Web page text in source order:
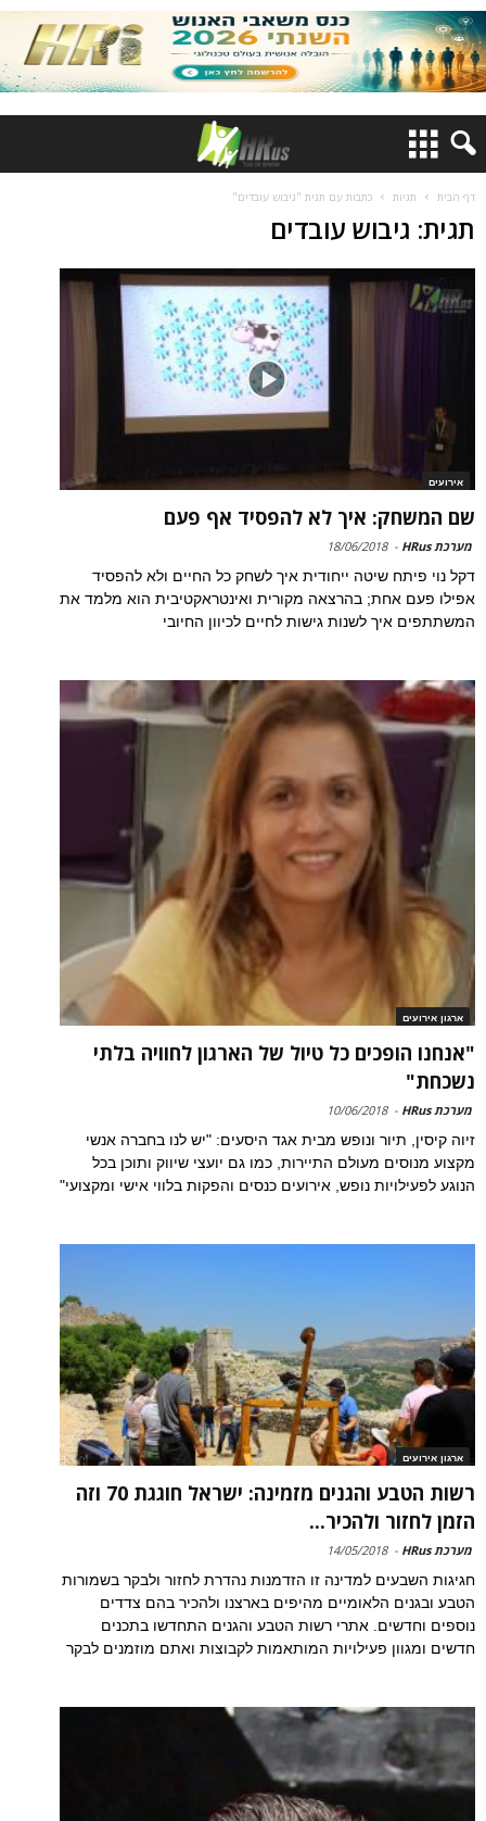
דף הבית תגיות כתבות עם תגית "גיבוש עובדים"
תגית: גיבוש עובדים
אירועים
שם המשחק: איך לא להפסיד אף פעם
מערכת HRus -
18/06/2018
דקל נוי פיתח שיטה ייחודית איך לשחק כל החיים ולא להפסיד
אפילו פעם אחת; בהרצאה מקורית ואינטראקטיבית הוא מלמד את
המשתתפים איך לשנות גישות לחיים לכיוון החיובי
ארגון אירועים
"אנחנו הופכים כל טיול של הארגון לחוויה בלתי
נשכחת"
מערכת HRus -
10/06/2018
זיוה קיסין, תיור ונופש מבית אגד היסעים: "יש לנו בחברה אנשי
מקצוע מנוסים מעולם התיירות, כמו גם יועצי שיווק ותוכן בכל
הנוגע לפעילויות נופש, אירועים כנסים והפקות בלווי אישי ומקצועי"
ארגון אירועים
רשות הטבע והגנים מזמינה: ישראל חוגגת 70 וזה
הזמן לחזור ולהכיר...
מערכת HRus -
14/05/2018
חגיגות השבעים למדינה זו הזדמנות נהדרת לחזור ולבקר בשמורות
הטבע ובגנים הלאומיים מהיפים בארצנו ולהכיר בהם צדדים
נוספים וחדשים. אתרי רשות הטבע והגנים התחדשו בתכנים
חדשים ומגוון פעילויות המותאמות לקבוצות ואתם מוזמנים לבקר